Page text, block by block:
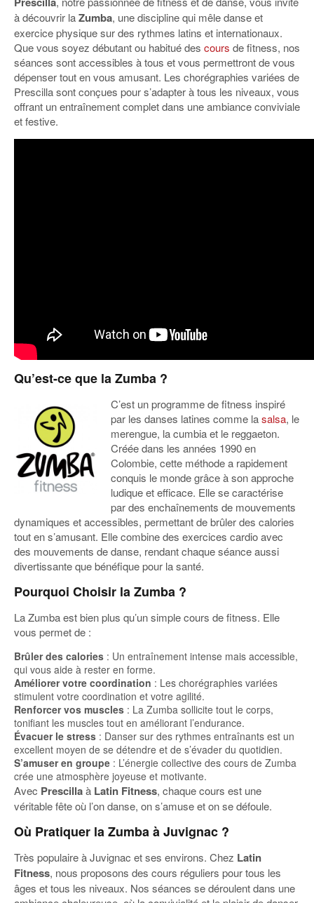
à découvrir laZumba, une discipline qui mêle danse et
exercice physique sur des rythmes latins et internationaux.
Que vous soyez débutant ou habitué des cours de fitness, nos
séances sont accessibles à tous et vous permettront de vous
dépenser tout en vous amusant. Les chorégraphies variées de
Prescilla sont conçues pour s’adapter à tous les niveaux, vous
offrant un entraînement complet dans une ambiance conviviale
et festive.
Qu’est-ce que la Zumba ?
C’est un programme de fitness inspiré
par les danses latines comme lasalsa, le
merengue, la cumbia et le reggaeton.
Créée dans les années 1990 en
Colombie, cette méthode a rapidement
conquis le monde grâce à son approche
ludique et efficace. Elle se caractérise
par des enchaînements de mouvements
dynamiques et accessibles, permettant de brûler des calories
tout en s’amusant. Elle combine des exercices cardio avec
des mouvements de danse, rendant chaque séance aussi
divertissante que bénéfique pour la santé.
Pourquoi Choisir la Zumba ?
La Zumba est bien plus qu’un simple cours de fitness. Elle
vous permet de :
Brûler des calories : Un entraînement intense mais accessible,
qui vous aide à rester en forme.
Améliorer votre coordination : Les chorégraphies variées
stimulent votre coordination et votre agilité.
Renforcer vos muscles : La Zumba sollicite tout le corps,
tonifiant les muscles tout en améliorant l’endurance.
Évacuer le stress : Danser sur des rythmes entraînants est un
excellent moyen de se détendre et de s’évader du quotidien.
S’amuser en groupe : L’énergie collective des cours de Zumba
crée une atmosphère joyeuse et motivante.
Avec Prescillaà Latin Fitness, chaque cours est une
véritable fête où l’on danse, on s’amuse et on se défoule.
Où Pratiquer la Zumba à Juvignac ?
Très populaire à Juvignac et ses environs. Chez Latin
Fitness, nous proposons des cours réguliers pour tous les
âges et tous les niveaux. Nos séances se déroulent dans une